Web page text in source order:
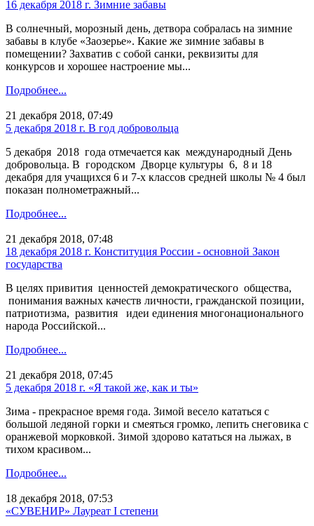
16 декабря 2018 г. Зимние забавы
В солнечный, морозный день, детвора собралась на зимние
забавы в клубе «Заозерье». Какие же зимние забавы в
помещении? Захватив с собой санки, реквизиты для
конкурсов и хорошее настроение мы...
Подробнее...
21 декабря 2018, 07:49
5 декабря 2018 г. В год добровольца
5 декабря 2018 года отмечается как международный День
добровольца. В городском Дворце культуры 6, 8 и 18
декабря для учащихся 6 и 7-х классов средней школы № 4 был
показан полнометражный...
Подробнее...
21 декабря 2018, 07:48
18 декабря 2018 г. Конституция России - основной Закон
государства
В целях привития ценностей демократического общества,
понимания важных качеств личности, гражданской позиции,
патриотизма, развития идеи единения многонационального
народа Российской...
Подробнее...
21 декабря 2018, 07:45
5 декабря 2018 г. «Я такой же, как и ты»
Зима - прекрасное время года. Зимой весело кататься с
большой ледяной горки и смеяться громко, лепить снеговика с
оранжевой морковкой. Зимой здорово кататься на лыжах, в
тихом красивом...
Подробнее...
18 декабря 2018, 07:53
«СУВЕНИР» Лауреат I степени